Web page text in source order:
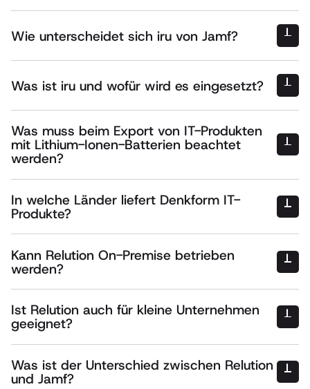
Wie unterscheidet sich iru von Jamf?
Was ist iru und wofür wird es eingesetzt?
Was muss beim Export von IT-Produkten
mit Lithium-Ionen-Batterien beachtet
werden?
In welche Länder liefert Denkform IT-
Produkte?
Kann Relution On-Premise betrieben
werden?
Ist Relution auch für kleine Unternehmen
geeignet?
Was ist der Unterschied zwischen Relution
und Jamf?